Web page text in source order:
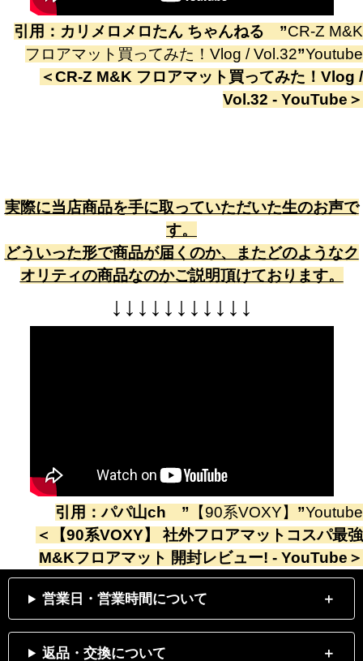
引用： カリメロメロたん ちゃんねる ”CR-Z M&K
フロアマット買ってみた！Vlog / Vol.32”Youtube
＜CR-Z M&K フロアマット買ってみた！Vlog /
Vol.32 - YouTube ＞
実際に当店商品を手に取っていただいた生のお声で
す。
どういった形で商品が届くのか、またどのようなク
オリティの商品なのかご説明頂けております。
↓ ↓ ↓ ↓ ↓ ↓ ↓ ↓ ↓ ↓ ↓
引用：パパ山ch ” 【90系VOXY】 ”Youtube
＜
【90系VOXY】 社外フロアマットコスパ最強
M&Kフロアマット 開封レビュー! - YouTube ＞
営業日・営業時間について
返品・交換について